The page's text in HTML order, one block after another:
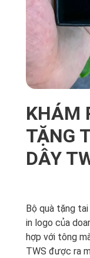
KHÁM
TẶNG
DÂY
Bộ quà tặng
in logo của
hợp với tông
TWS được ra